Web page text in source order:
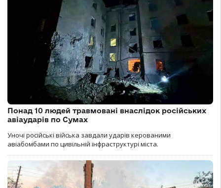
Понад 10 людей травмовані внаслідок російських
авіаударів по Сумах
Уночі російські війська завдали ударів керованими
авіабомбами по цивільній інфраструктурі міста.